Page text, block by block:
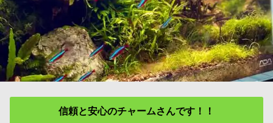
信頼と安心のチャームさんです！！